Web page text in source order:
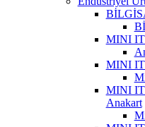
MINI
MINI
MINI
Anakart